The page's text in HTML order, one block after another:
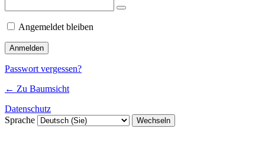
Angemeldet bleiben
Passwort vergessen?
← Zu Baumsicht
Datenschutz
Sprache